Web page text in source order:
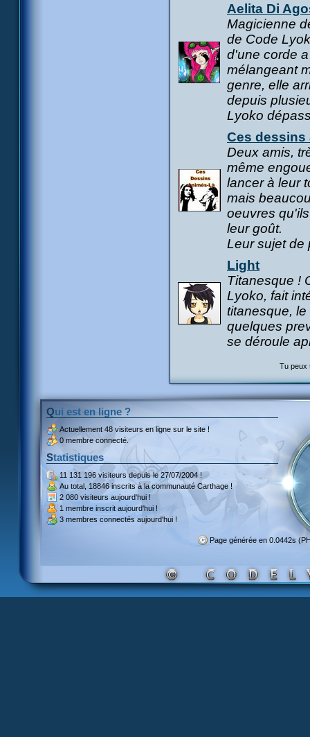
Aelita Di
Magicienne
de Code
d'une corde
mélangeant
genre, elle
depuis
Lyoko
Ces dessins
Deux amis,
même
lancer à leur
mais
oeuvres
leur goût.
Leur sujet de
Light
Titanesque !
Lyoko, fait
titanesque,
quelques
se déroule
Tu peux
Qui est en ligne ?
Actuellement 48 visiteurs en ligne sur le site !
0 membre connecté.
Statistiques
11 131 196 visiteursdepuis le 27/07/2004 !
Au total, 18846 inscritsà la communauté Carthage !
2 080 visiteurs aujourd'hui !
1 membre inscrit aujourd'hui !
3 membres connectés aujourd'hui !
Page générée en 0.0442s